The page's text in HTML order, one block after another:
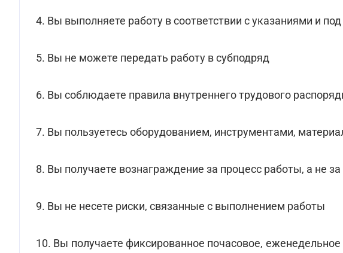
4. Вы выполняете работу в соответствии с указаниями и
5. Вы не можете передать работу в субподряд
6. Вы соблюдаете правила внутреннего трудового
7. Вы пользуетесь оборудованием, инструментами,
8. Вы получаете вознаграждение за процесс работы, а не за
9. Вы не несете риски, связанные с выполнением работы
10. Вы получаете фиксированное почасовое,